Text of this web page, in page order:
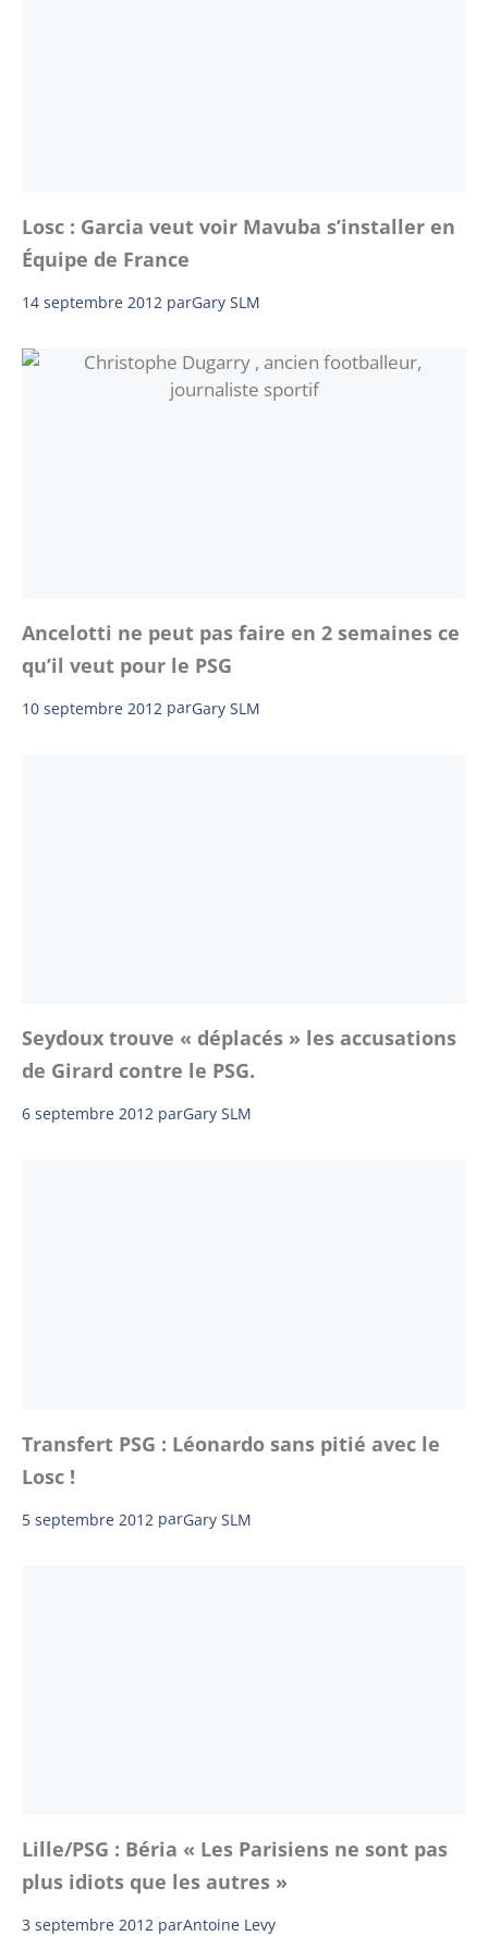
Losc : Garcia veut voir Mavuba s’installer en
Équipe de France
14 septembre 2012 parGary SLM
Ancelotti ne peut pas faire en 2 semaines ce
qu’il veut pour le PSG
10 septembre 2012 parGary SLM
Seydoux trouve « déplacés » les accusations
de Girard contre le PSG.
6 septembre 2012 parGary SLM
Transfert PSG : Léonardo sans pitié avec le
Losc !
5 septembre 2012 parGary SLM
Lille/PSG : Béria « Les Parisiens ne sont pas
plus idiots que les autres »
3 septembre 2012 parAntoine Levy